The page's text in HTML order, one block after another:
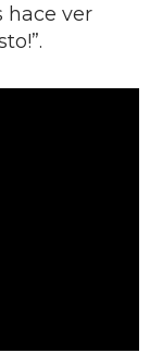
hace ver